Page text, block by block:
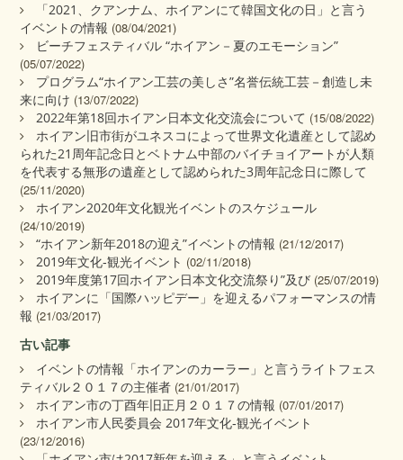
「2021、クアンナム、ホイアンにて韓国文化の日」と言う
イベントの情報 (08/04/2021)
ビーチフェスティバル “ホイアン－夏のエモーション”
(05/07/2022)
プログラム“ホイアン工芸の美しさ”名誉伝統工芸－創造し未
来に向け (13/07/2022)
2022年第18回ホイアン日本文化交流会について (15/08/2022)
ホイアン旧市街がユネスコによって世界文化遺産として認め
られた21周年記念日とベトナム中部のバイチョイアートが人類
を代表する無形の遺産として認められた3周年記念日に際して
(25/11/2020)
ホイアン2020年文化観光イベントのスケジュール
(24/10/2019)
“ホイアン新年2018の迎え”イベントの情報 (21/12/2017)
2019年文化‐観光イベント (02/11/2018)
2019年度第17回ホイアン日本文化交流祭り”及び (25/07/2019)
ホイアンに「国際ハッピデー」を迎えるパフォーマンスの情
報 (21/03/2017)
古い記事
イベントの情報「ホイアンのカーラー」と言うライトフェス
ティバル２０１７の主催者 (21/01/2017)
ホイアン市の丁酉年旧正月２０１７の情報 (07/01/2017)
ホイアン市人民委員会 2017年文化‐観光イベント
(23/12/2016)